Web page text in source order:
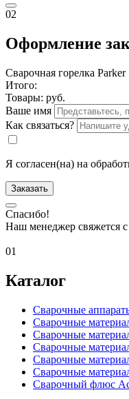
02
Оформление
Сварочная горелка
Итого:
Товары: руб.
Ваше имя
Как связаться?
Я согласен(на) на
Заказать
Спасибо!
Наш менеджер свяжется
01
Каталог
Сварочные
Сварочные
Сварочные
Сварочные
Сварочные
Сварочные
Сварочный флюс